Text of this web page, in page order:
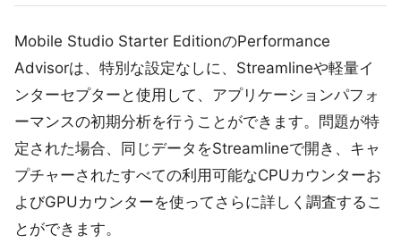
Mobile Studio Starter EditionのPerformance
Advisorは、特別な設定なしに、Streamlineや軽量イ
ンターセプターと使用して、アプリケーションパフォ
ーマンスの初期分析を行うことができます。問題が特
定された場合、同じデータをStreamlineで開き、キャ
プチャーされたすべての利用可能なCPUカウンターお
よびGPUカウンターを使ってさらに詳しく調査するこ
とができます。